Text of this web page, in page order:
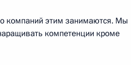
Павлом
компаний этим занимаются. Мы
компетенции кроме